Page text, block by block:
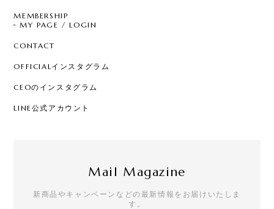
MEMBERSHIP
MY PAGE / LOGIN
CONTACT
OFFICIALインスタグラム
CEOのインスタグラム
LINE公式アカウント
Mail Magazine
新商品やキャンペーンなどの最新情報をお届けいたしま
す。